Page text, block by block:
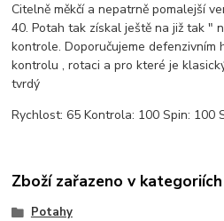
Citelně měkčí a nepatrně pomalejší
40. Potah tak získal ještě na již tak "
kontrole. Doporučujeme defenzivním
kontrolu , rotaci a pro které je
tvrdý
Rychlost: 65 Kontrola: 100 Spin: 100
Zboží zařazeno v kategoriích
Potahy